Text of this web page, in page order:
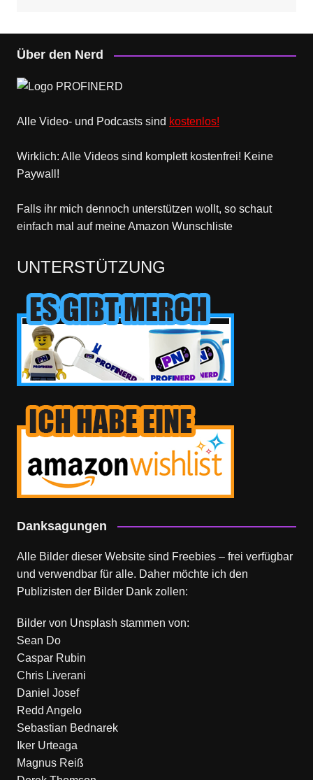
Über den Nerd
Alle Video- und Podcasts sind kostenlos!
Wirklich: Alle Videos sind komplett kostenfrei! Keine
Paywall!
Falls ihr mich dennoch unterstützen wollt, so schaut
einfach mal auf meine Amazon Wunschliste
UNTERSTÜTZUNG
Danksagungen
Alle Bilder dieser Website sind Freebies – frei verfügbar
und verwendbar für alle. Daher möchte ich den
Publizisten der Bilder Dank zollen:
Bilder von Unsplash stammen von:
Sean Do
Caspar Rubin
Chris Liverani
Daniel Josef
Redd Angelo
Sebastian Bednarek
Iker Urteaga
Magnus Reiß